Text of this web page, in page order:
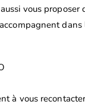
vous proposer
à vous